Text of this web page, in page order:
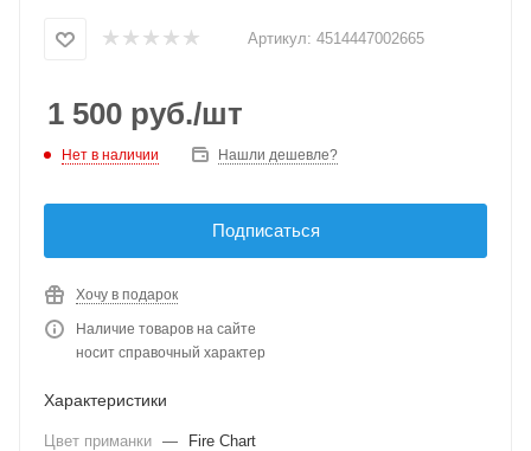
Артикул: 4514447002665
1 500 руб./шт
Нет в наличии Нашли дешевле?
Подписаться
Хочу в подарок
Наличие товаров на сайте
носит справочный характер
Характеристики
Цвет приманки —
Fire Chart